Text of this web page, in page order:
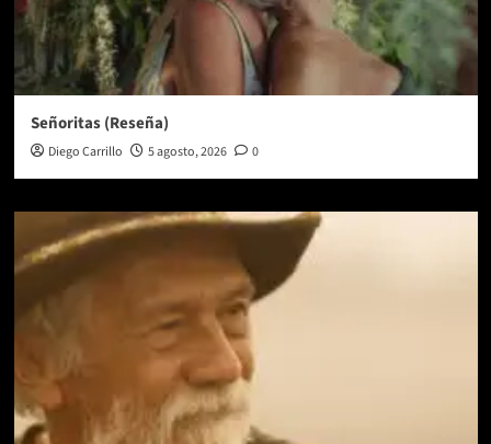
Señoritas (Reseña)
Diego Carrillo 5 agosto, 2026 0